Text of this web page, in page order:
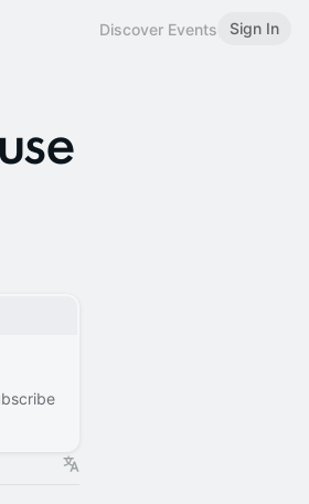
Discover Events Sign In